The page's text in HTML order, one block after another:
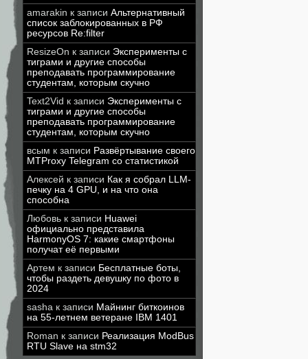
amarakin к записи Альтернативный
список заблокированных в РФ
ресурсов Re:filter
ResizeOn к записи Эксперименты с
тиграми и другие способы
преподавать программирование
студентам, которым скучно
Text2Vid к записи Эксперименты с
тиграми и другие способы
преподавать программирование
студентам, которым скучно
всым к записи Развёртывание своего
MTProxy Telegram со статистикой
Алексей к записи Как я собрал LLM-
печку на 4 GPU, и на что она
способна
Любовь к записи Huawei
официально представила
HarmonyOS 7: какие смартфоны
получат её первыми
Артем к записи Бесплатные боты,
чтобы раздеть девушку по фото в
2024
sasha к записи Майнинг биткоинов
на 55-летнем ветеране IBM 1401
Roman к записи Реализация ModBus
RTU Slave на stm32